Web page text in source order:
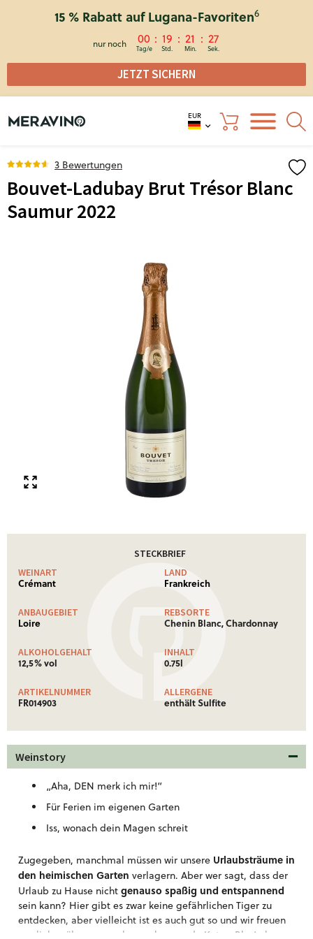
15 % Rabatt auf Lugana-Favoriten6
nur noch 00 19 21 27
JETZT SICHERN
EUR
3 Bewertungen
Bouvet-Ladubay Brut Trésor Blanc
Saumur 2022
STECKBRIEF
WEINART
Crémant
LAND
Frankreich
ANBAUGEBIET
Loire
REBSORTE
Chenin Blanc, Chardonnay
ALKOHOLGEHALT
12,5% vol
INHALT
0.75l
ARTIKELNUMMER
FR014903
ALLERGENE
enthält Sulfite
Weinstory
„Aha, DEN merk ich mir!“
Für Ferien im eigenen Garten
Iss, wonach dein Magen schreit
Zugegeben, manchmal müssen wir unsere Urlaubsträume in
den heimischen Garten verlagern. Aber wer sagt, dass der
Urlaub zu Hause nicht genauso spaßig und entspannend
sein kann? Hier gibt es zwar keine gefährlichen Tiger zu
entdecken, aber vielleicht ist es auch gut so und wir freuen
uns lieber über unsere brav schnurrende Katze. Blas‘ also